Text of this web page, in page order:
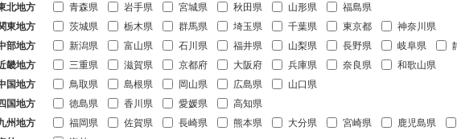
北地方
青森県 岩手県 宮城県 秋田県 山形県
福島県
東地方
茨城県 栃木県 群馬県 埼玉県 千葉県 東京都
神奈川県
部地方
新潟県 富山県 石川県 福井県 山梨県 長野県 岐阜県
畿地方
三重県 滋賀県 京都府 大阪府 兵庫県 奈良県
和歌山県
国地方
鳥取県 島根県 岡山県 広島県
山口県
国地方
徳島県 香川県 愛媛県
高知県
州地方
福岡県 佐賀県 長崎県 熊本県 大分県 宮崎県 鹿児島県